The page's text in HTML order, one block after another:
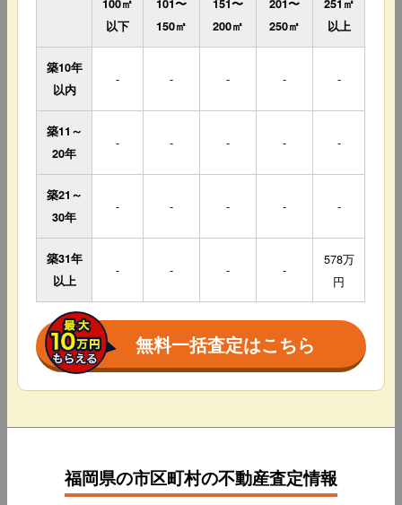
100㎡
以下
101〜
150㎡
151〜
200㎡
201〜
250㎡
251㎡
以上
築10年
以内
- - - - -
築11～
20年
- - - - -
築21～
30年
- - - - -
築31年
以上
- - - -
578万
円
無料一括査定はこちら
福岡県の市区町村の不動産査定情報